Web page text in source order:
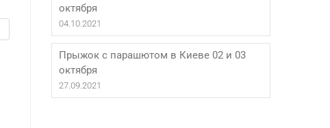
октября
04.10.2021
Прыжок с парашютом в Киеве 02 и 03
октября
27.09.2021